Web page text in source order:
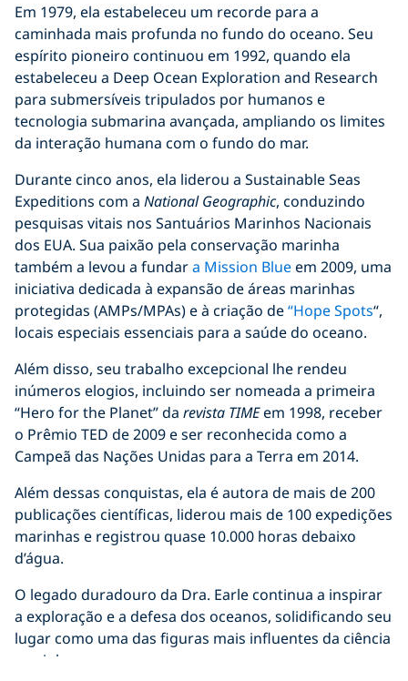
Em 1979, ela estabeleceu um recorde para a
caminhada mais profunda no fundo do oceano. Seu
espírito pioneiro continuou em 1992, quando ela
estabeleceu a Deep Ocean Exploration and Research
para submersíveis tripulados por humanos e
tecnologia submarina avançada, ampliando os limites
da interação humana com o fundo do mar.
Durante cinco anos, ela liderou a Sustainable Seas
Expeditions com a National Geographic, conduzindo
pesquisas vitais nos Santuários Marinhos Nacionais
dos EUA. Sua paixão pela conservação marinha
também a levou a fundara Mission Blueem 2009, uma
iniciativa dedicada à expansão de áreas marinhas
protegidas (AMPs/MPAs) e à criação de“Hope Spots“,
locais especiais essenciais para a saúde do oceano.
Além disso, seu trabalho excepcional lhe rendeu
inúmeros elogios, incluindo ser nomeada a primeira
“Hero for the Planet” da revista TIMEem 1998, receber
o Prêmio TED de 2009 e ser reconhecida como a
Campeã das Nações Unidas para a Terra em 2014.
Além dessas conquistas, ela é autora de mais de 200
publicações científicas, liderou mais de 100 expedições
marinhas e registrou quase 10.000 horas debaixo
d’água.
O legado duradouro da Dra. Earle continua a inspirar
a exploração e a defesa dos oceanos, solidificando seu
lugar como uma das figuras mais influentes da ciência
marinha.